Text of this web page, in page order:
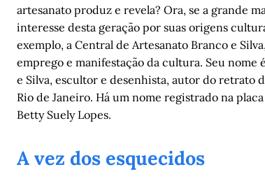
artesanato produz e revela? Ora, se a grande
interesse desta geração por suas origens
exemplo, a Central de Artesanato Branco e
emprego e manifestação da cultura. Seu nome
e Silva, escultor e desenhista, autor do retrato
Rio de Janeiro. Há um nome registrado na
Betty Suely Lopes.
A vez dos esquecidos